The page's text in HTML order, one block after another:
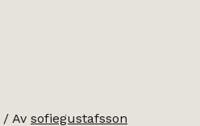
/ Av sofiegustafsson